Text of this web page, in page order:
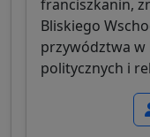
franciszkanin,
Bliskiego
przywództwa w
politycznych i